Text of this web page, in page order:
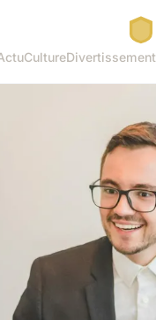
CultureDivertissement